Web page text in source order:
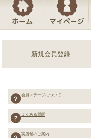
新規会員登録
会員ステージについて
よくある質問
実店舗のご案内